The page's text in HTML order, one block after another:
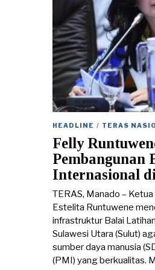
HEADLINE / TERAS
Felly
Pembangunan
Internasional
TERAS, Manado –
Estelita Runtuwene
infrastruktur Balai
Sulawesi Utara (Sulut)
sumber daya manusia
(PMI) yang berkualitas.